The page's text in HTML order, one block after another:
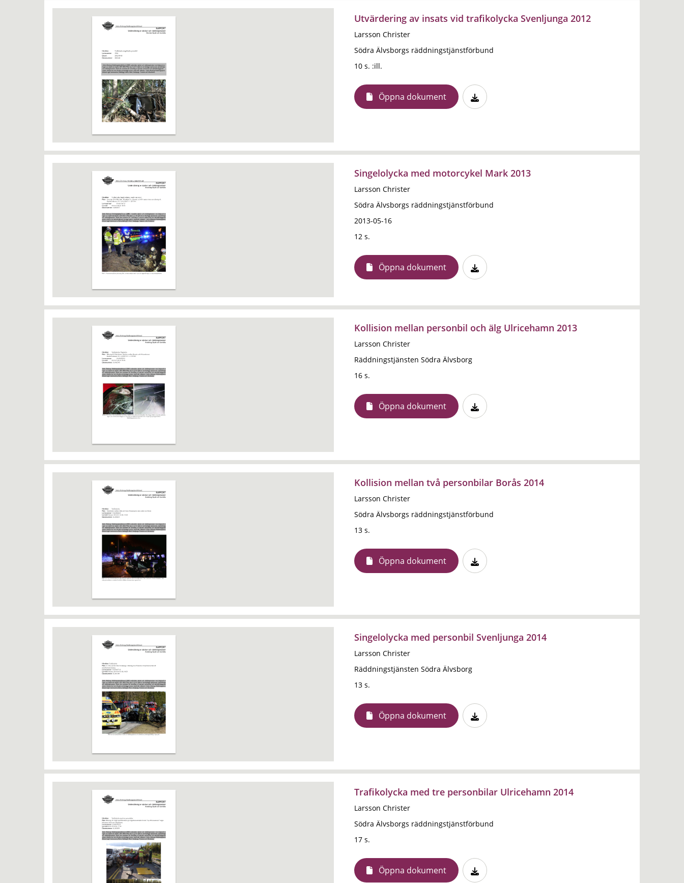
Utvärdering av insats vid trafikolycka Svenljunga 2012
Larsson Christer
Södra Älvsborgs räddningstjänstförbund
10 s. :ill.
Öppna dokument
Singelolycka med motorcykel Mark 2013
Larsson Christer
Södra Älvsborgs räddningstjänstförbund
2013-05-16
12 s.
Öppna dokument
Kollision mellan personbil och älg Ulricehamn 2013
Larsson Christer
Räddningstjänsten Södra Älvsborg
16 s.
Öppna dokument
Kollision mellan två personbilar Borås 2014
Larsson Christer
Södra Älvsborgs räddningstjänstförbund
13 s.
Öppna dokument
Singelolycka med personbil Svenljunga 2014
Larsson Christer
Räddningstjänsten Södra Älvsborg
13 s.
Öppna dokument
Trafikolycka med tre personbilar Ulricehamn 2014
Larsson Christer
Södra Älvsborgs räddningstjänstförbund
17 s.
Öppna dokument